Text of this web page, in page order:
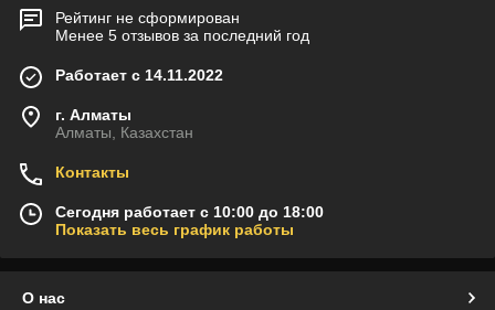
Рейтинг не сформирован
Менее 5 отзывов за последний год
Работает с 14.11.2022
г. Алматы
Алматы, Казахстан
Контакты
Сегодня работает с 10:00 до 18:00
Показать весь график работы
О нас